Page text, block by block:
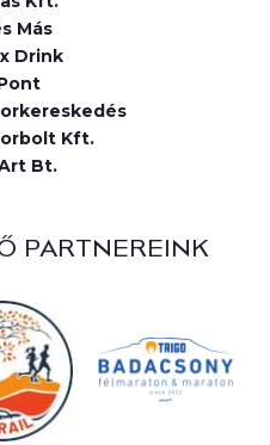
Más
Drink
Kft.
Bt.
PARTNEREINK